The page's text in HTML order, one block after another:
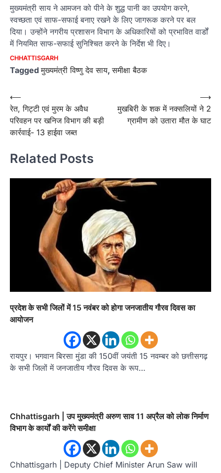
मुख्यमंत्री साय ने आमजन को पीने के शुद्ध पानी का उपयोग करने,
स्वच्छता एवं साफ-सफाई बनाए रखने के लिए जागरूक करने पर बल
दिया। उन्होंने नगरीय प्रशासन विभाग के अधिकारियों को प्रभावित वार्डों
में नियमित साफ-सफाई सुनिश्चित करने के निर्देश भी दिए।
CHHATTISGARH
Taggedमुख्यमंत्री विष्णु देव साय,समीक्षा बैठक
Post
navigation
⟵
रेत, गिट्टी एवं मुरम के अवैध
परिवहन पर खनिज विभाग की बड़ी
कार्रवाई- 13 हाईवा जब्त
मुखबिरी के शक में नक्सलियों ने 2
ग्रामीण को उतारा मौत के घाट
⟶
Related Posts
प्रदेश के सभी जिलों में 15 नवंबर को होगा जनजातीय गौरव दिवस का
आयोजन
रायपुर। भगवान बिरसा मुंडा की 150वीं जयंती 15 नवम्बर को छत्तीसगढ़
के सभी जिलों में जनजातीय गौरव दिवस के रूप…
Chhattisgarh | उप मुख्यमंत्री अरुण साव 11 अप्रैल को लोक निर्माण
विभाग के कार्यों की करेंगे समीक्षा
Chhattisgarh | Deputy Chief Minister Arun Saw will